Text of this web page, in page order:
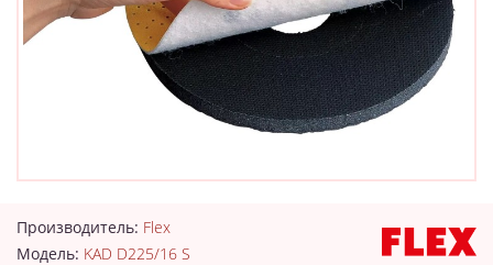
Производитель: Flex
Модель: KAD D225/16 S